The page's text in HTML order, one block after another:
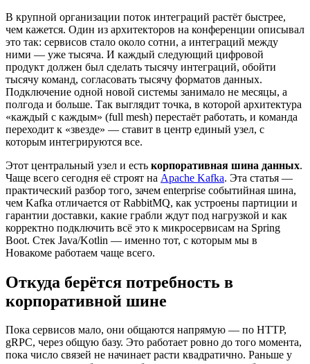
В крупной организации поток интеграций растёт быстрее,
чем кажется. Один из архитекторов на конференции описывал
это так: сервисов стало около сотни, а интеграций между
ними — уже тысяча. И каждый следующий цифровой
продукт должен был сделать тысячу интеграций, обойти
тысячу команд, согласовать тысячу форматов данных.
Подключение одной новой системы занимало не месяцы, а
полгода и больше. Так выглядит точка, в которой архитектура
«каждый с каждым» (full mesh) перестаёт работать, и команда
переходит к «звезде» — ставит в центр единый узел, с
которым интегрируются все.
Этот центральный узел и есть корпоративная шина данных.
Чаще всего сегодня её строят на Apache Kafka. Эта статья —
практический разбор того, зачем enterprise событийная шина,
чем Kafka отличается от RabbitMQ, как устроены партиции и
гарантии доставки, какие грабли ждут под нагрузкой и как
корректно подключить всё это к микросервисам на Spring
Boot. Стек Java/Kotlin — именно тот, с которым мы в
Новакоме работаем чаще всего.
Откуда берётся потребность в
корпоративной шине
Пока сервисов мало, они общаются напрямую — по HTTP,
gRPC, через общую базу. Это работает ровно до того момента,
пока число связей не начинает расти квадратично. Раньше у